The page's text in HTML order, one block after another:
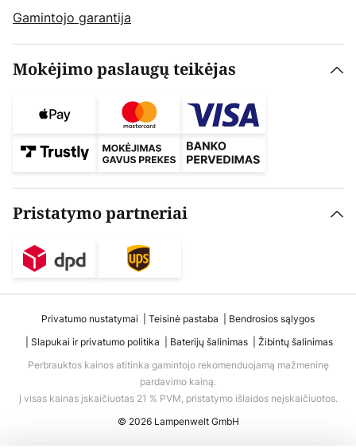
Gamintojo garantija
Mokėjimo paslaugų teikėjas
Pristatymo partneriai
Privatumo nustatymai Teisinė pastaba
Bendrosios sąlygos
Slapukai ir privatumo politika
Baterijų šalinimas
Žibintų šalinimas
Perbrauktos kainos atitinka gamintojo rekomenduojamą mažmeninę
pardavimo kainą.
Į visas kainas įskaičiuotas 21 % PVM, pristatymo išlaidos neįskaičiuotos.
© 2026 Lampenwelt GmbH